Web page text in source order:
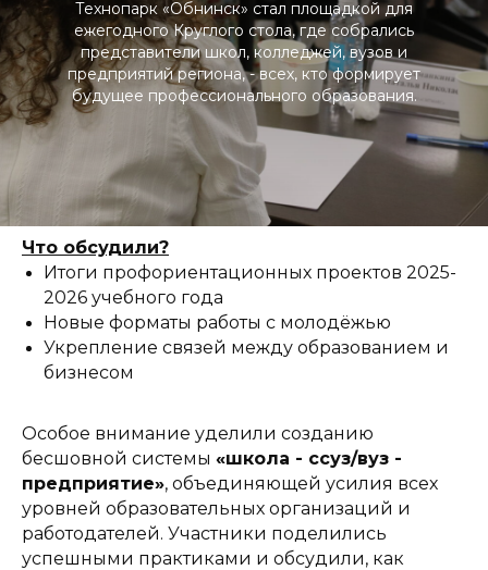
Технопарк «Обнинск» стал площадкой для
ежегодного Круглого стола, где собрались
представители школ, колледжей, вузов и
предприятий региона, - всех, кто формирует
будущее профессионального образования.
Что обсудили?
Итоги профориентационных проектов 2025-
2026 учебного года
Новые форматы работы с молодёжью
Укрепление связей между образованием и
бизнесом
Особое внимание уделили созданию
бесшовной системы «школа - ссуз/вуз -
предприятие», объединяющей усилия всех
уровней образовательных организаций и
работодателей. Участники поделились
успешными практиками и обсудили, как